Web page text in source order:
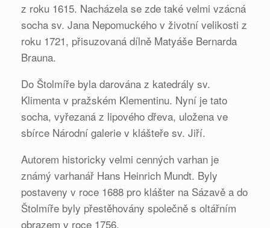
z roku 1615. Nacházela se zde také velmi vzácná
socha sv. Jana Nepomuckého v životní velikosti z
roku 1721, přisuzovaná dílně Matyáše Bernarda
Brauna.
Do Štolmíře byla darována z katedrály sv.
Klimenta v pražském Klementinu. Nyní je tato
socha, vyřezaná z lipového dřeva, uložena ve
sbírce Národní galerie v klášteře sv. Jiří.
Autorem historicky velmi cenných varhan je
známý varhanář Hans Heinrich Mundt. Byly
postaveny v roce 1688 pro klášter na Sázavě a do
Štolmíře byly přestěhovány společně s oltářním
obrazem v roce 1756.